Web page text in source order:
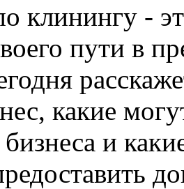
клинингу -
пути в
какие
бизнеса и